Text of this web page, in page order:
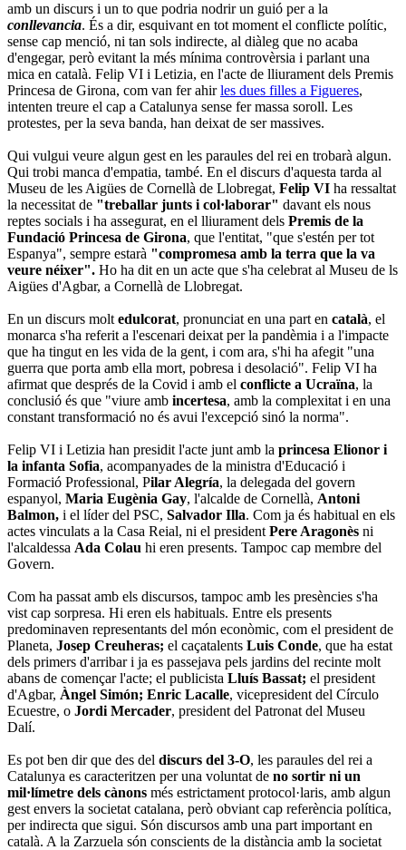
amb un discurs i un to que podria nodrir un guió per a la
conllevancia. És a dir, esquivant en tot moment el conflicte polític,
sense cap menció, ni tan sols indirecte, al diàleg que no acaba
d'engegar, però evitant la més mínima controvèrsia i parlant una
mica en català. Felip VI i Letizia, en l'acte de lliurament dels Premis
Princesa de Girona, com van fer ahirles dues filles a Figueres,
intenten treure el cap a Catalunya sense fer massa soroll. Les
protestes, per la seva banda, han deixat de ser massives.
Qui vulgui veure algun gest en les paraules del rei en trobarà algun.
Qui trobi manca d'empatia, també. En el discurs d'aquesta tarda al
Museu de les Aigües de Cornellà de Llobregat, Felip VI ha ressaltat
la necessitat de "treballar junts i col·laborar" davant els nous
reptes socials i ha assegurat, en el lliurament dels Premis de la
Fundació Princesa de Girona, que l'entitat, "que s'estén per tot
Espanya", sempre estarà "compromesa amb la terra que la va
veure néixer". Ho ha dit en un acte que s'ha celebrat al Museu de ls
Aigües d'Agbar, a Cornellà de Llobregat.
En un discurs molt edulcorat, pronunciat en una part en català, el
monarca s'ha referit a l'escenari deixat per la pandèmia i a l'impacte
que ha tingut en les vida de la gent, i com ara, s'hi ha afegit "una
guerra que porta amb ella mort, pobresa i desolació". Felip VI ha
afirmat que després de la Covid i amb el conflicte a Ucraïna, la
conclusió és que "viure amb incertesa, amb la complexitat i en una
constant transformació no és avui l'excepció sinó la norma".
Felip VI i Letizia han presidit l'acte junt amb la princesa Elionor i
la infanta Sofia, acompanyades de la ministra d'Educació i
Formació Professional, Pilar Alegría, la delegada del govern
espanyol, Maria Eugènia Gay, l'alcalde de Cornellà, Antoni
Balmon, i el líder del PSC, Salvador Illa. Com ja és habitual en els
actes vinculats a la Casa Reial, ni el president Pere Aragonès ni
l'alcaldessa Ada Colau hi eren presents. Tampoc cap membre del
Govern.
Com ha passat amb els discursos, tampoc amb les presències s'ha
vist cap sorpresa. Hi eren els habituals. Entre els presents
predominaven representants del món econòmic, com el president de
Planeta, Josep Creuheras; el caçatalents Luis Conde, que ha estat
dels primers d'arribar i ja es passejava pels jardins del recinte molt
abans de començar l'acte; el publicista Lluís Bassat; el president
d'Agbar, Àngel Simón; Enric Lacalle, vicepresident del Círculo
Ecuestre, o Jordi Mercader, president del Patronat del Museu
Dalí.
Es pot ben dir que des del discurs del 3-O, les paraules del rei a
Catalunya es caracteritzen per una voluntat de no sortir ni un
mil·límetre dels cànons més estrictament protocol·laris, amb algun
gest envers la societat catalana, però obviant cap referència política,
per indirecta que sigui. Són discursos amb una part important en
català. A la Zarzuela són conscients de la distància amb la societat